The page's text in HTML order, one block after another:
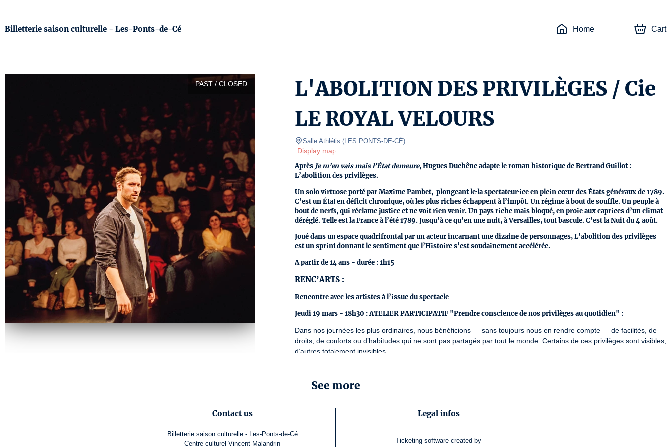
Billetterie saison culturelle - Les-Ponts-de-Cé Home Cart
PAST / CLOSED
L'ABOLITION DES PRIVILÈGES / Cie
LE ROYAL VELOURS
Salle Athlétis (LES PONTS-DE-CÉ)
Display map
Après Je m’en vais mais l’État demeure, Hugues Duchêne adapte le roman historique de Bertrand Guillot :
L’abolition des privilèges.
Un solo virtuose porté par Maxime Pambet, plongeant le·la spectateur·ice en plein cœur des États généraux de 1789.
C’est un État en déficit chronique, où les plus riches échappent à l’impôt. Un régime à bout de souffle. Un peuple à
bout de nerfs, qui réclame justice et ne voit rien venir. Un pays riche mais bloqué, en proie aux caprices d’un climat
déréglé. Telle est la France à l’été 1789. Jusqu’à ce qu’en une nuit, à Versailles, tout bascule. C’est la Nuit du 4 août.
Joué dans un espace quadrifrontal par un acteur incarnant une dizaine de personnages, L’abolition des privilèges
est un sprint donnant le sentiment que l’Histoire s’est soudainement accélérée.
A partir de 14 ans - durée : 1h15
RENC’ARTS :
Rencontre avec les artistes à l’issue du spectacle
Jeudi 19 mars - 18h30 : ATELIER PARTICIPATIF "Prendre conscience de nos privilèges au quotidien" :
Dans nos journées les plus ordinaires, nous bénéficions — sans toujours nous en rendre compte — de facilités, de
droits, de conforts ou d’habitudes qui ne sont pas partagés par tout le monde. Certains de ces privilèges sont visibles,
d’autres totalement invisibles.
relations aux autres.
► Nous vous invitons chaleureusement à participer et à enrichir cette discussion collective !
GRATUIT
Pour plus de renseignements, merci de contacter l'Accueil Culture au 02 41 79 45 94 ou par mail à :
See more
Contact us
Billetterie saison culturelle - Les-Ponts-de-Cé
Centre culturel Vincent-Malandrin
Legal infos
Ticketing software created by